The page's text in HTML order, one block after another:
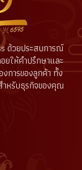
ด้วยประสบการณ์
ยให้คำปรึกษาและ
การของลูกค้า ทั้ง
ำหรับธุรกิจของคุณ